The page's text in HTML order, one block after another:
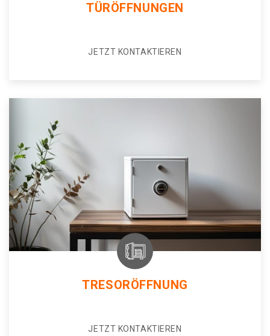
TÜRÖFFNUNGEN
JETZT KONTAKTIEREN
TRESORÖFFNUNG
JETZT KONTAKTIEREN